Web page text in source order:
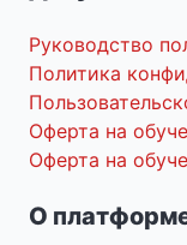
Руководство
Политика
Оферта на
Оферта на
О